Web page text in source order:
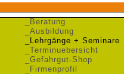
_Beratung
_Ausbildung
_Lehrgänge + Seminare
_Terminuebersicht
_Gefahrgut-Shop
_Firmenprofil